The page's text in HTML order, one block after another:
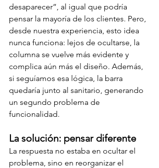
desaparecer”, al igual que podría
pensar la mayoría de los clientes. Pero,
desde nuestra experiencia, esto idea
nunca funciona: lejos de ocultarse, la
columna se vuelve más evidente y
complica aún más el diseño. Además,
si seguíamos esa lógica, la barra
quedaría junto al sanitario, generando
un segundo problema de
funcionalidad.
La solución: pensar diferente
La respuesta no estaba en ocultar el
problema, sino en reorganizar el